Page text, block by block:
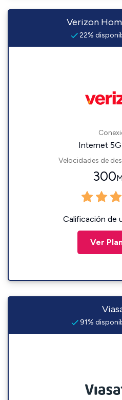
Verizon
22%
Internet
Velocidades de
300
Calificación de
Ver
91%